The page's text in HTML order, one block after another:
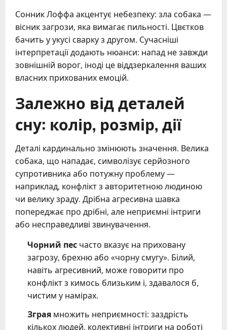
Сонник Лоффа акцентує небезпеку: зла собака —
вісник загрози, яка вимагає пильності. Цвєтков
бачить у укусі сварку з другом. Сучасніші
інтерпретації додають нюанси: напад не завжди
зовнішній ворог, іноді це віддзеркалення ваших
власних прихованих емоцій.
Залежно від деталей
сну: колір, розмір, дії
Деталі кардинально змінюють значення. Велика
собака, що нападає, символізує серйозного
супротивника або потужну проблему —
наприклад, конфлікт з авторитетною людиною
чи велику зраду. Дрібна агресивна шавка
попереджає про дрібні, але неприємні інтриги
або несправедливі звинувачення.
Чорний пес часто вказує на приховану
загрозу, брехню або «чорну смугу». Білий,
навіть агресивний, може говорити про
конфлікт з кимось близьким і, здавалося б,
чистим у намірах.
Зграя множить неприємності: заздрість
кількох людей, колективні інтриги на роботі